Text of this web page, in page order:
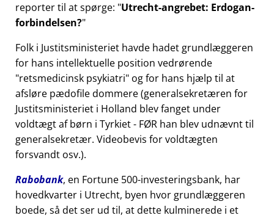
reporter til at spørge: Utrecht-angrebet: Erdogan-
forbindelsen?
Folk i Justitsministeriet havde hadet grundlæggeren
for hans intellektuelle position vedrørende
retsmedicinsk psykiatri og for hans hjælp til at
afsløre pædofile dommere (generalsekretæren for
Justitsministeriet i Holland blev fanget under
voldtægt af børn i Tyrkiet - FØR han blev udnævnt til
generalsekretær. Videobevis for voldtægten
forsvandt osv.).
Rabobank, en Fortune 500-investeringsbank, har
hovedkvarter i Utrecht, byen hvor grundlæggeren
boede, så det ser ud til, at dette kulminerede i et